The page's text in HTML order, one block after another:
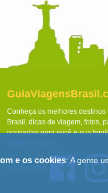
Conheça os melhores destinos
Brasil, dicas de viagem, fotos,
pousadas para você e sua
viagem incrível.
Acompanhe:
e os cookies: A gente